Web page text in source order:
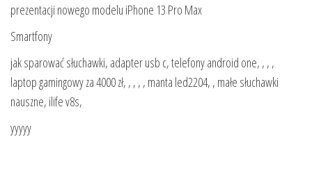
prezentacji nowego modelu iPhone 13 Pro Max
Smartfony
jak sparować słuchawki, adapter usb c, telefony android one, , , ,
laptop gamingowy za 4000 zł, , , , , manta led2204, , małe słuchawki
nauszne, ilife v8s,
yyyyy